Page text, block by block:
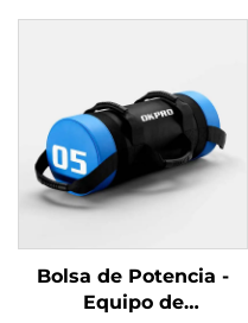
Bolsa de Potencia -
Equipo de